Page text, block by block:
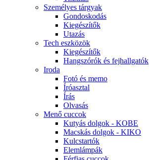
Személyes tárgyak
Gondoskodás
Kiegészítők
Utazás
Tech eszközök
Kiegészítők
Hangszórók és fejhallgatók
Iroda
Fotó és memo
Íróasztal
Írás
Olvasás
Menő cuccok
Kutyás dolgok - KOBE
Macskás dolgok - KIKO
Kulcstartók
Elemlámpák